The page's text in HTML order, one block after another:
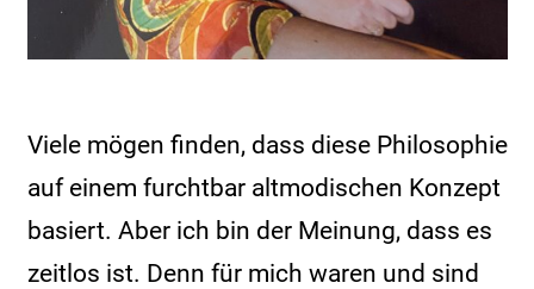
Viele mögen finden, dass diese Philosophie
auf einem furchtbar altmodischen Konzept
basiert. Aber ich bin der Meinung, dass es
zeitlos ist. Denn für mich waren und sind